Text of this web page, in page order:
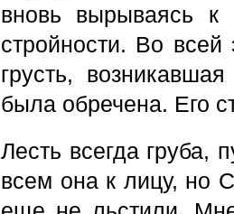
вновь вырываясь
стройности. Во всей
грусть,
была обречена. Его
Лесть всегда груба,
всем она к лицу, но